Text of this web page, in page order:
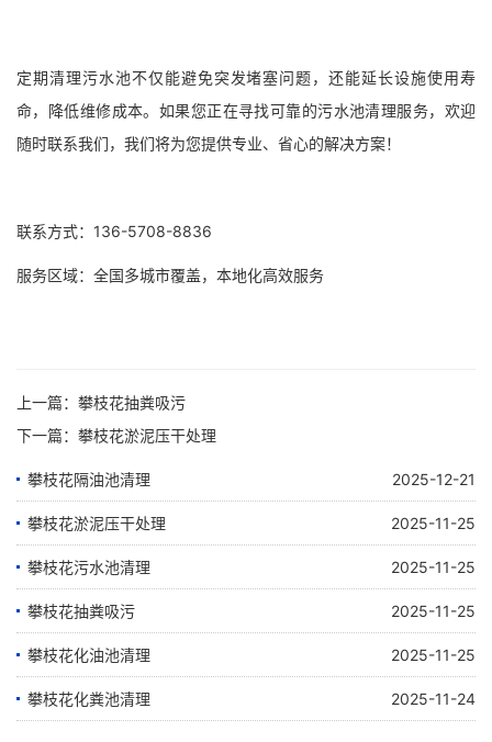
定期清理污水池不仅能避免突发堵塞问题，还能延长设施使用寿
命，降低维修成本。如果您正在寻找可靠的污水池清理服务，欢迎
随时联系我们，我们将为您提供专业、省心的解决方案！
联系方式：136-5708-8836
服务区域：全国多城市覆盖，本地化高效服务
上一篇： 攀枝花抽粪吸污
下一篇： 攀枝花淤泥压干处理
攀枝花隔油池清理 2025-12-21
攀枝花淤泥压干处理 2025-11-25
攀枝花污水池清理 2025-11-25
攀枝花抽粪吸污 2025-11-25
攀枝花化油池清理 2025-11-25
攀枝花化粪池清理 2025-11-24